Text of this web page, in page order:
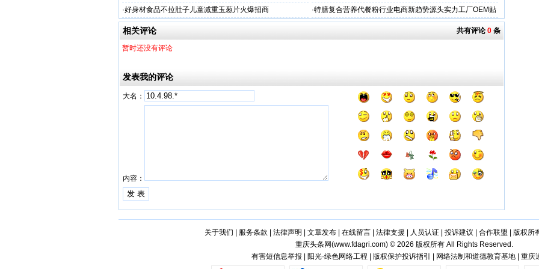
牌
·好身材食品不拉肚子儿童减重玉葱片火爆招商 ·特膳复合营养代餐粉行业电商新趋势源头实力工厂OEM贴
牌代工
共有评论0 条
相关评论
暂时还没有评论
发表我的评论
大名：
内容：
关于我们 服务条款 法律声明 文章发布| 在线留言| 法律支援 人员认证| 投诉建议 合作联盟 版权所
重庆头条网(www.fdagri.com) © 2026 版权所有 All Rights Reserved.
有害短信息举报 | 阳光·绿色网络工程 | 版权保护投诉指引 | 网络法制和道德教育基地 | 重庆